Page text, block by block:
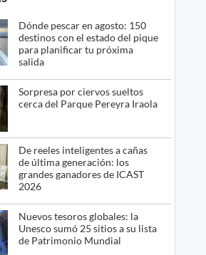
Dónde pescar en agosto: 150
destinos con el estado del pique
para planificar tu próxima
salida
Sorpresa por ciervos sueltos
cerca del Parque Pereyra Iraola
De reeles inteligentes a cañas
de última generación: los
grandes ganadores de ICAST
2026
Nuevos tesoros globales: la
Unesco sumó 25 sitios a su lista
de Patrimonio Mundial